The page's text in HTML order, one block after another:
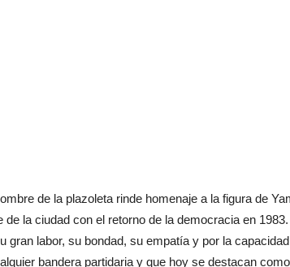
de la plazoleta rinde homenaje a la figura de
de la ciudad con el retorno de la democracia en
gran labor, su bondad, su empatía y por la
bandera partidaria y que hoy se destacan